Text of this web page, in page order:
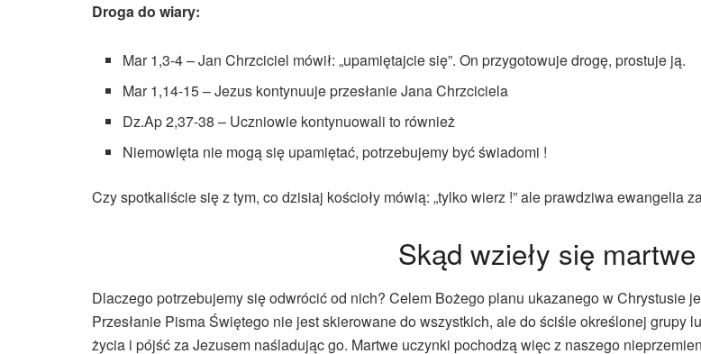
Droga do wiary:
Mar 1,3-4 – Jan Chrzciciel mówił: „upamiętajcie się”. On przygotowuje drogę, prostuje ją.
Mar 1,14-15 – Jezus kontynuuje przesłanie Jana Chrzciciela
Dz.Ap 2,37-38 – Uczniowie kontynuowali to również
Niemowlęta nie mogą się upamiętać, potrzebujemy być świadomi !
Czy spotkaliście się z tym, co dzisiaj kościoły mówią: „tylko wierz !” ale prawdziwa ewangelia
Skąd wzieły się
Dlaczego potrzebujemy się odwrócić od nich? Celem Bożego planu ukazanego w Chrystusie
Przesłanie Pisma Świętego nie jest skierowane do wszystkich, ale do ściśle określonej grupy
życia i pójść za Jezusem naśladując go. Martwe uczynki pochodzą więc z naszego